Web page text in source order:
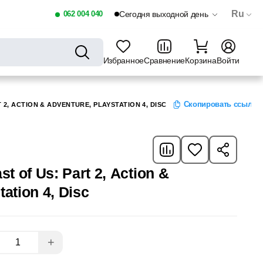
062 004 040 Сегодня выходной день Ru
ИзбранноеСравнениеКорзинаВойти
ACTION & ADVENTURE, PLAYSTATION 4, DISC Скопировать ссылку
of Us: Part 2, Action &
4, Disc
+